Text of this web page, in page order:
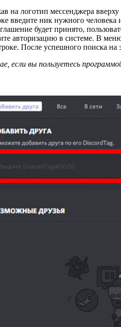
на логотип мессенджера
введите ник нужного человека
будет принято,
авторизацию в системе. В
После успешного поиска
если вы пользуетесь